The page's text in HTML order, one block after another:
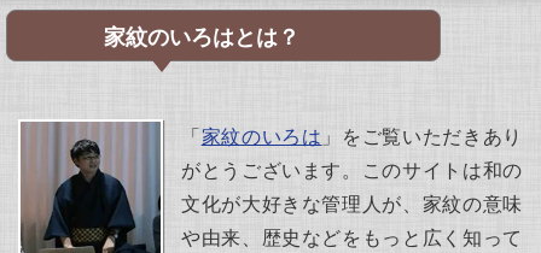
家紋のいろはとは？
「家紋のいろは 」をご覧いただきあり
がとうございます。このサイトは和の
文化が大好きな管理人が、家紋の意味
や由来、歴史などをもっと広く知って